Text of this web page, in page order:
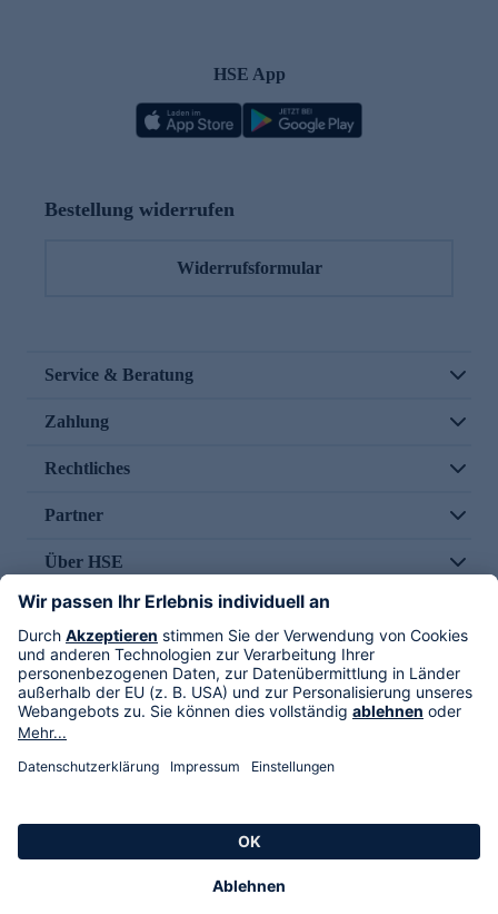
HSE App
Bestellung widerrufen
Widerrufsformular
Service & Beratung
Zahlung
Rechtliches
Partner
Über HSE
Im TV
HSE International